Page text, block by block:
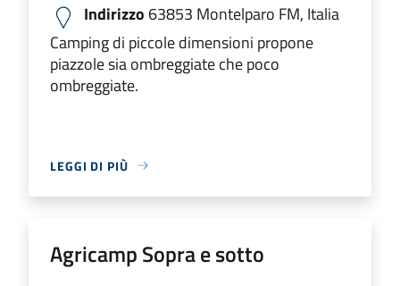
Indirizzo 63853 Montelparo FM, Italia
Camping di piccole dimensioni propone
piazzole sia ombreggiate che poco
ombreggiate.
LEGGI DI PIÙ
Agricamp Sopra e sotto